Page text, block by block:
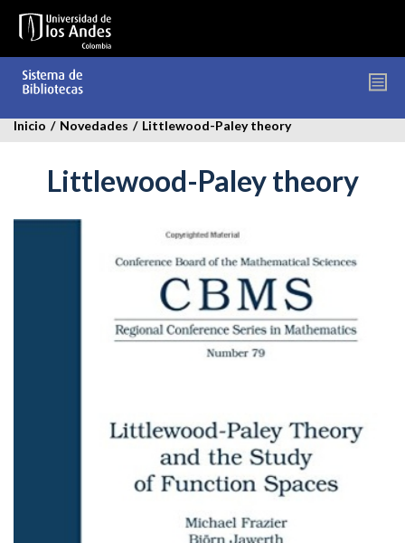
contenido
Inicio / Novedades / Littlewood-Paley theory
Littlewood-Paley theory